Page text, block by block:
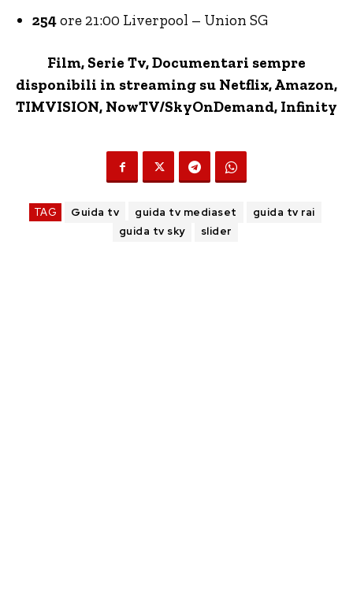
254ore 21:00 Liverpool – Union SG
Film, Serie Tv, Documentari sempre
disponibili in streaming su Netflix,Amazon,
TIMVISION, NowTV/SkyOnDemand, Infinity
TAG Guida tv guida tv mediaset
guida tv rai
guida tv sky
slider